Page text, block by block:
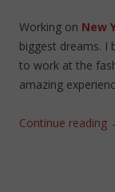
Working on New
biggest dreams. I
to work at the
amazing
Continue reading